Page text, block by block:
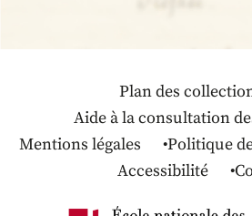
Plan des
Aide à la consultation
Mentions légales
Politique
Accessibilité